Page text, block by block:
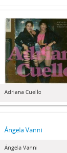
Adriana Cuello
Ángela Vanni
Ángela Vanni